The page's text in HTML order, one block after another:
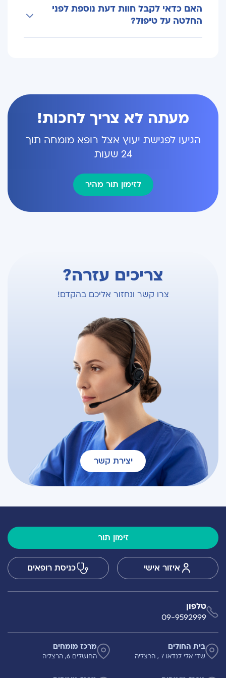
המתאים.
בין יעילות הטיפול לבין השפעתו האפשרית על
תפקוד השתן, התפקוד המיני ואיכות החיים.
האם כדאי לקבל חוות דעת נוספת לפני
החלטה על טיפול?
מעתה לא צריך לחכות!
הגיעו לפגישת יעוץ אצל רופא מומחה תוך
24 שעות
לזימון תור מהיר
צריכים עזרה?
צרו קשר ונחזור אליכם בהקדם!
יצירת קשר
זימון תור
איזור אישי כניסת רופאים
טלפון
09-9592999
בית החולים
שד' אלי לנדאו 7 , הרצליה
מרכז מומחים
החושלים 6, הרצליה